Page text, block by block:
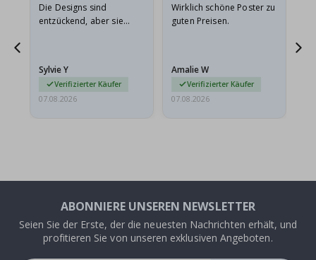
Die Designs sind
entzückend, aber sie
sie…
Sylvie Y
Verifizierter Käufer
07.08.2026
Wirklich schöne Poster zu
guten Preisen.
Amalie W
Verifizierter Käufer
07.08.2026
ABONNIERE UNSEREN NEWSLETTER
Seien Sie der Erste, der die neuesten Nachrichten erhält, und
profitieren Sie von unseren exklusiven Angeboten.